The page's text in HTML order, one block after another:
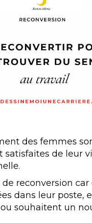
des femmes
satisfaites de leur
de reconversion car
dans leur poste,
souhaitent un